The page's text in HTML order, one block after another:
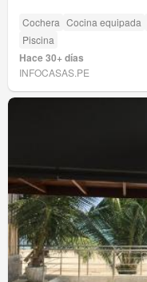
Cochera Cocina equipada
Piscina
Hace 30+ días
INFOCASAS.PE